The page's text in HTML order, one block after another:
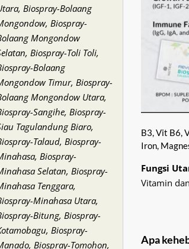
B3, Vit B6,
Iron,
Fungsi
Vitamin
Apa
Biospray-Bolaang
Biospray-
Mongondow
Biospray-Toli Toli,
Bolaang
Timur, Biospray-
Mongondow Utara,
Sangihe, Biospray-
Tagulandung Biaro,
Talaud, Biospray-
Biospray-
Selatan, Biospray-
Tenggara,
Minahasa Utara,
Bitung, Biospray-
Biospray-
Biospray-Tomohon,